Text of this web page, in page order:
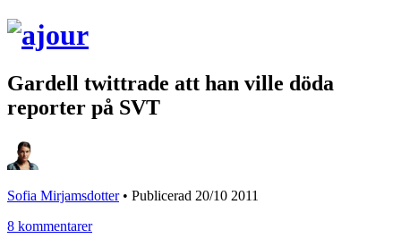
Gardell twittrade att han ville döda
reporter på SVT
Sofia Mirjamsdotter• Publicerad 20/10 2011
8 kommentarer